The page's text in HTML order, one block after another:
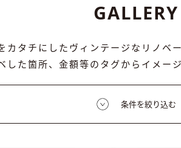
GALLERY
カタチにしたヴィンテージなリノベ
した箇所、金額等のタグからイメー
条件を絞り込む